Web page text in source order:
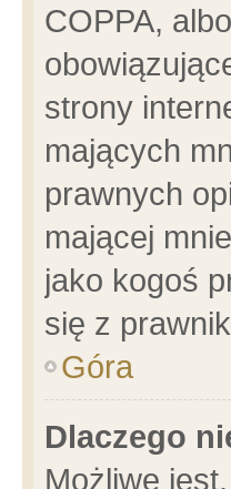
COPPA,
strony
mających
prawnych
mającej
jako kogoś
się z
Góra
Dlaczego
Możliwe